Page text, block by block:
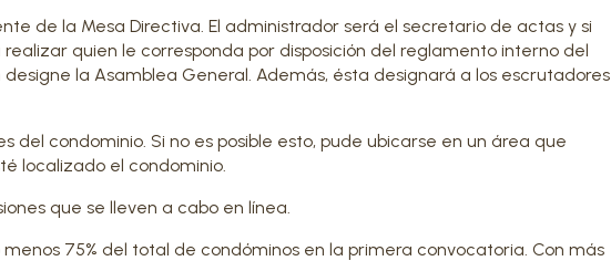
de la Mesa Directiva. El administrador será el secretario de actas y si
quien le corresponda por disposición del reglamento interno del
la Asamblea General. Además, ésta designará a los escrutadores
del condominio. Si no es posible esto, pude ubicarse en un área que
localizado el condominio.
que se lleven a cabo en línea.
75% del total de condóminos en la primera convocatoria. Con más